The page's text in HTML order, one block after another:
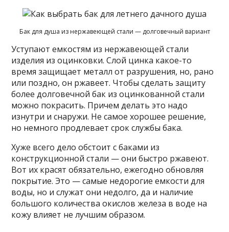
Бак для душа из нержавеющей стали — долговечный вариант
Уступают емкостям из нержавеющей стали
изделия из оцинковки. Слой цинка какое-то
время защищает металл от разрушения, но, рано
или поздно, он ржавеет. Чтобы сделать защиту
более долговечной бак из оцинкованной стали
можно покрасить. Причем делать это надо
изнутри и снаружи. Не самое хорошее решение,
но немного продлевает срок службы бака.
Хуже всего дело обстоит с баками из
конструкционной стали — они быстро ржавеют.
Вот их красят обязательно, ежегодно обновляя
покрытие. Это — самые недорогие емкости для
воды, но и служат они недолго, да и наличие
большого количества окислов железа в воде на
кожу влияет не лучшим образом.